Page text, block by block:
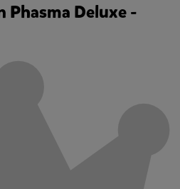
Phasma Deluxe -